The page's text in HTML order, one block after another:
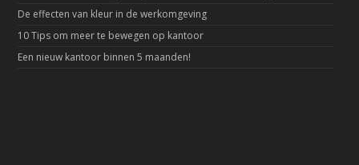
De effecten van kleur in de werkomgeving
10 Tips om meer te bewegen op kantoor
Een nieuw kantoor binnen 5 maanden!